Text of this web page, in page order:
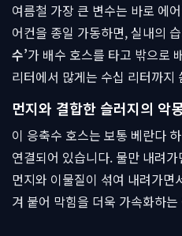
여름철 가장 큰 변수는 바로 에
어컨을 종일 가동하면, 실내의
수’가 배수 호스를 타고 밖으로
리터에서 많게는 수십 리터까지
먼지와 결합한 슬러지의 악
이 응축수 호스는 보통 베란다
연결되어 있습니다. 물만 내려
먼지와 이물질이 섞여 내려가면
겨 붙어 막힘을 더욱 가속화하